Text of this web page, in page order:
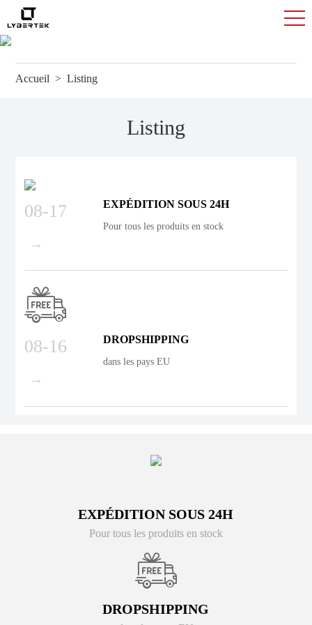
Accueil > Listing
Listing
08-17
→
EXPÉDITION SOUS 24H
Pour tous les produits en stock
08-16
→
DROPSHIPPING
dans les pays EU
EXPÉDITION SOUS 24H
Pour tous les produits en stock
DROPSHIPPING